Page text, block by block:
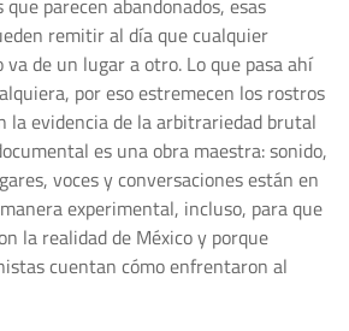
remitir al día que cualquier
de un lugar a otro. Lo que pasa ahí
por eso estremecen los rostros
la evidencia de la arbitrariedad brutal
es una obra maestra: sonido,
voces y conversaciones están en
experimental, incluso, para que
la realidad de México y porque
cuentan cómo enfrentaron al